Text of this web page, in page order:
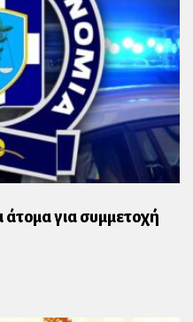
άτομα για συμμετοχή